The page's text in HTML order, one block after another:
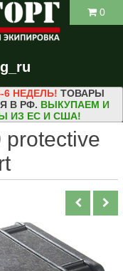
0
6 НЕДЕЛЬ! ТОВАРЫ
В РФ. ВЫКУПАЕМ И
ИЗ ЕС И США!